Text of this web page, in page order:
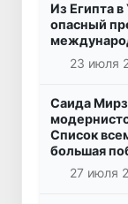
Из Египта
опасный
23 июля
Саида
Список
большая
27 июля